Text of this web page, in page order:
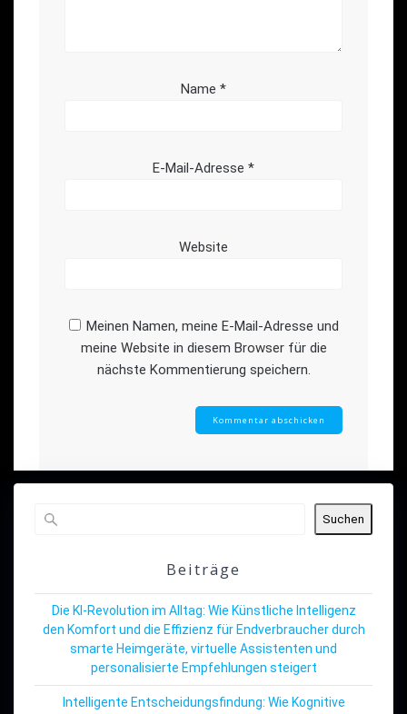
Name *
E-Mail-Adresse *
Website
Meinen Namen, meine E-Mail-Adresse und
meine Website in diesem Browser für die
nächste Kommentierung speichern.
Suchen
Beiträge
Die KI-Revolution im Alltag: Wie Künstliche Intelligenz
den Komfort und die Effizienz für Endverbraucher durch
smarte Heimgeräte, virtuelle Assistenten und
personalisierte Empfehlungen steigert
Intelligente Entscheidungsfindung: Wie Kognitive